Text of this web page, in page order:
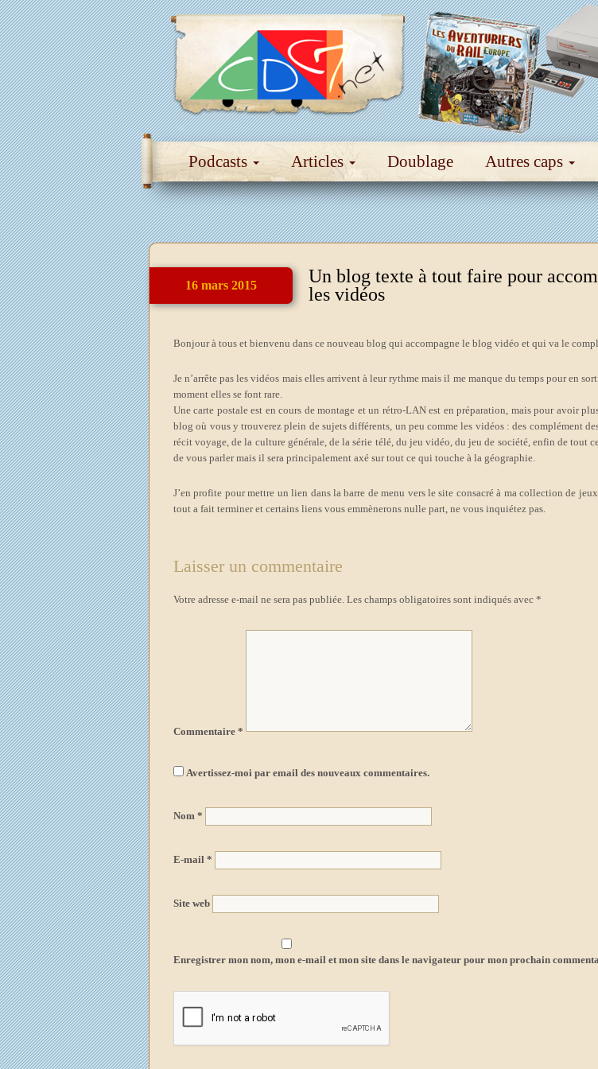
Podcasts Articles Doublage Autres caps
16 mars 2015
Un blog texte à tout faire pour
les vidéos
Bonjour à tous et bienvenu dans ce nouveau blog qui accompagne le blog vidéo et qui va le
Je n’arrête pas les vidéos mais elles arrivent à leur rythme mais il me manque du temps pour en
moment elles se font rare.
Une carte postale est en cours de montage et un rétro-LAN est en préparation, mais pour avoir
blog où vous y trouverez plein de sujets différents, un peu comme les vidéos : des complément
récit voyage, de la culture générale, de la série télé, du jeu vidéo, du jeu de société, enfin de tout
de vous parler mais il sera principalement axé sur tout ce qui touche à la géographie.
J’en profite pourmettre un lien dans la barre de menu vers le site consacré à ma collection de
tout a fait terminer et certains liens vous emmènerons nulle part, ne vous inquiétez pas.
Laisser un commentaire
Votre adresse e-mail ne sera pas publiée. Les champs obligatoires sont indiqués avec *
Commentaire *
Avertissez-moi par email des nouveaux commentaires.
Nom *
E-mail *
Site web
Enregistrer mon nom, mon e-mail et mon site dans le navigateur pour mon prochain